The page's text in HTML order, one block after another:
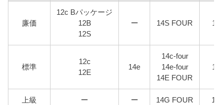
廉価
12c Bパッケージ
12B
12S
ー 14S FOUR
標準
12c
12E
14e
14c-four
14e-four
14E FOUR
上級 ー ー 14G FOUR